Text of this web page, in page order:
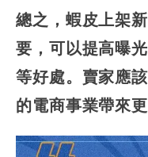
總之，蝦皮上架
要，可以提高曝
等好處。賣家應
的電商事業帶來更